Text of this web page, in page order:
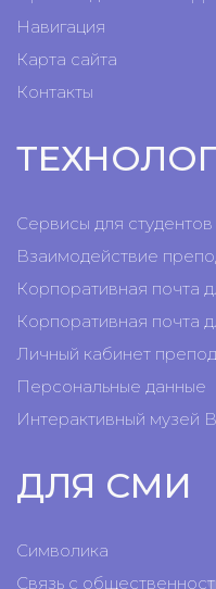
Навигация
Карта сайта
Контакты
Сервисы для студентов
Взаимодействие
Корпоративная почта
Корпоративная почта
Личный кабинет
Персональные данные
Интерактивный музей
ДЛЯ СМИ
Символика
Связь с